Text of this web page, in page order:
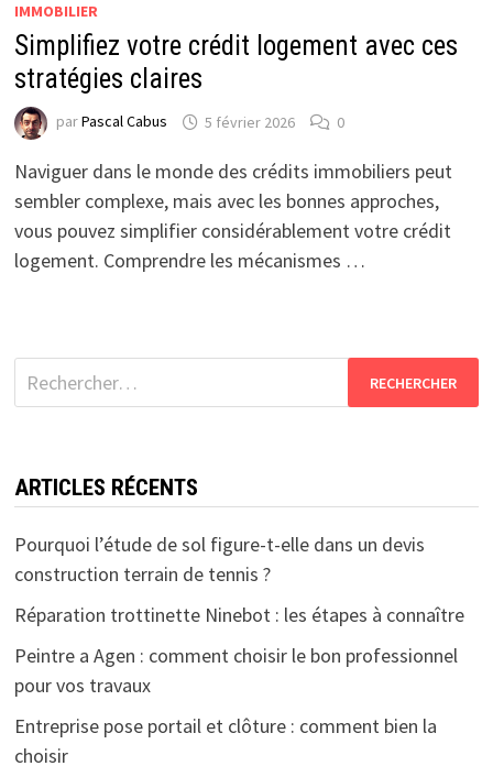
IMMOBILIER
Simplifiez votre crédit logement avec ces
stratégies claires
parPascal Cabus 5 février 2026 0
Naviguer dans le monde des crédits immobiliers peut
sembler complexe, mais avec les bonnes approches,
vous pouvez simplifier considérablement votre crédit
logement. Comprendre les mécanismes …
Rechercher :
ARTICLES RÉCENTS
Pourquoi l’étude de sol figure-t-elle dans un devis
construction terrain de tennis ?
Réparation trottinette Ninebot : les étapes à connaître
Peintre a Agen : comment choisir le bon professionnel
pour vos travaux
Entreprise pose portail et clôture : comment bien la
choisir